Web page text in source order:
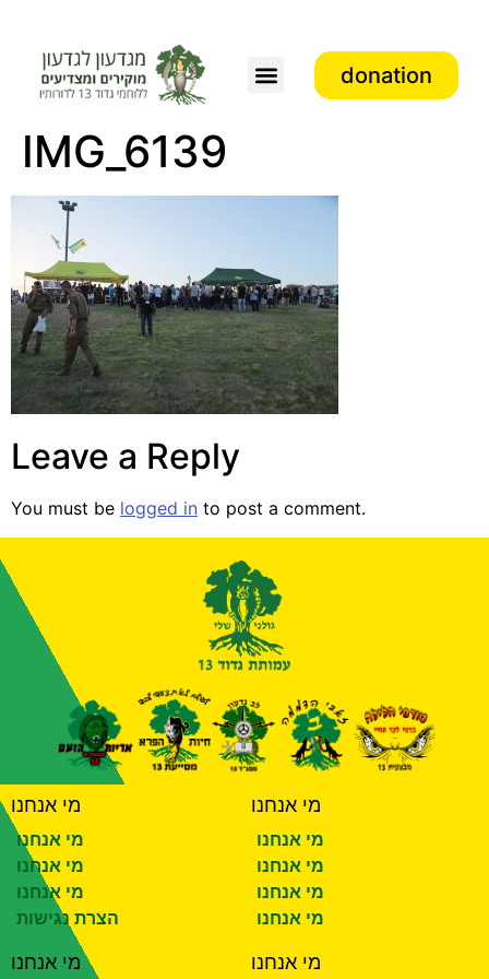
donation
IMG_6139
Leave a Reply
You must be logged in to post a comment.
מי אנחנו
מי אנחנו
מי אנחנו
מי אנחנו
הצרת נגישות
מי אנחנו
מי אנחנו
מי אנחנו
מי אנחנו
מי אנחנו
מי אנחנו מי אנחנו